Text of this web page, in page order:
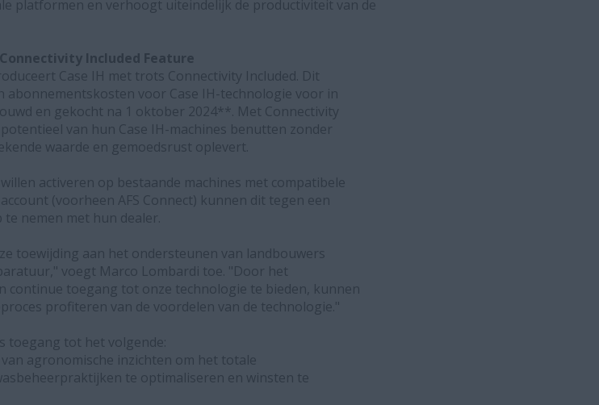
platformen en verhoogt uiteindelijk de productiviteit van de
Included Feature
Case IH met trots Connectivity Included. Dit
voor Case IH-technologie voor in
en gekocht na 1 oktober 2024**. Met Connectivity
van hun Case IH-machines benutten zonder
waarde en gemoedsrust oplevert.
activeren op bestaande machines met compatibele
(voorheen AFS Connect) kunnen dit tegen een
nemen met hun dealer.
toewijding aan het ondersteunen van landbouwers
voegt Marco Lombardi toe. "Door het
continue toegang tot onze technologie te bieden, kunnen
profiteren van de voordelen van de technologie."
toegang tot het volgende:
agronomische inzichten om het totale
te optimaliseren en winsten te